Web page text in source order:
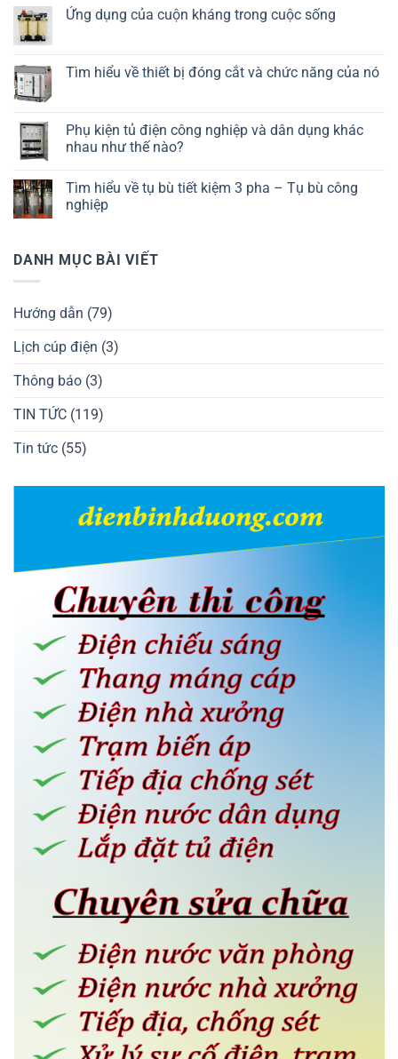
Ứng dụng của cuộn kháng trong cuộc sống
Tìm hiểu về thiết bị đóng cắt và chức năng của nó
Phụ kiện tủ điện công nghiệp và dân dụng khác
nhau như thế nào?
Tìm hiểu về tụ bù tiết kiệm 3 pha – Tụ bù công
nghiệp
DANH MỤC BÀI VIẾT
Hướng dẫn (79)
Lịch cúp điện (3)
Thông báo (3)
TIN TỨC (119)
Tin tức (55)